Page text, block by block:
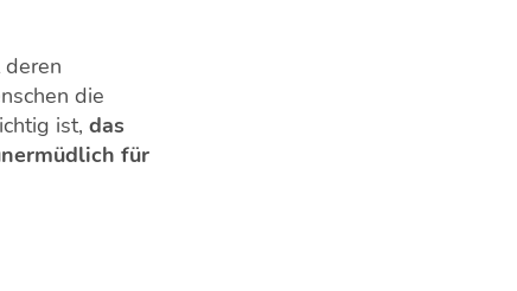
die
ist, das
für